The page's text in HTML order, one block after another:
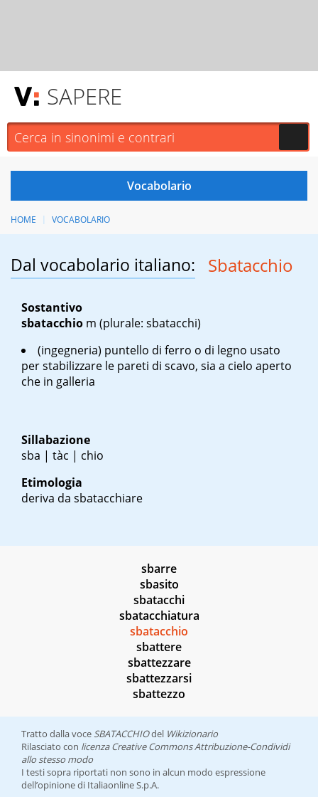
SAPERE
HOME VOCABOLARIO
Dal vocabolario italiano: Sbatacchio
Sostantivo
sbatacchio m (plurale: sbatacchi)
(ingegneria) puntello di ferro o di legno usato
per stabilizzare le pareti di scavo, sia a cielo aperto
che in galleria
Sillabazione
sba | tàc | chio
Etimologia
deriva da sbatacchiare
sbarre
sbasito
sbatacchi
sbatacchiatura
sbatacchio
sbattere
sbattezzare
sbattezzarsi
sbattezzo
Tratto dalla voce SBATACCHIOdel Wikizionario
Rilasciato con licenza Creative Commons Attribuzione-Condividi
allo stesso modo
I testi sopra riportati non sono in alcun modo espressione
dell’opinione di Italiaonline S.p.A.